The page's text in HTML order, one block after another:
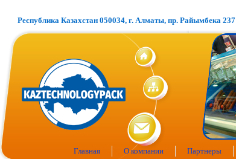
Республика Казахстан 050034, г. Алматы, пр. Райымбека
Главная О компании Партнеры